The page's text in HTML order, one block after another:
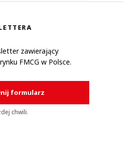
zawierający
FMCG w Polsce.
formularz
chwili.